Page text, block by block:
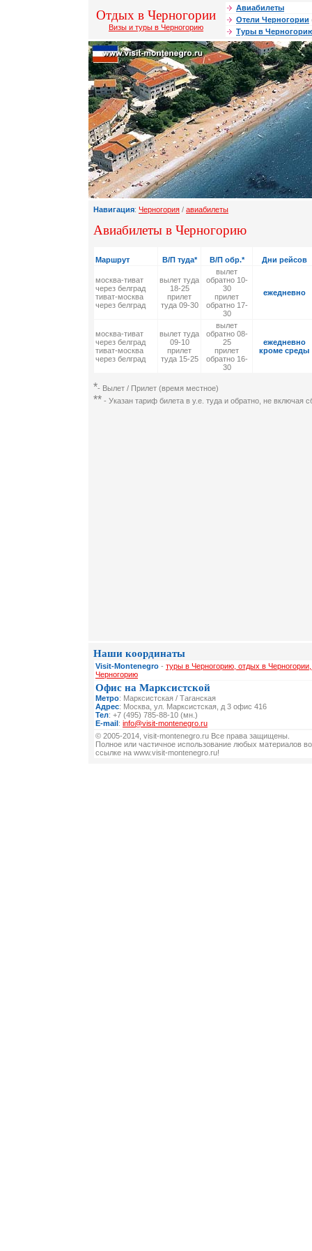
Отдых в Черногории
Визы и туры в Черногорию
Авиабилеты
Отели Черногории
Туры в
Навигация: Черногория / авиабилеты
Авиабилеты в Черногорию
Маршрут В/П туда* В/П обр.* Дни рейсов
москва-тиват
через белград
тиват-москва
через белград
вылет туда
18-25
прилет
туда 09-30
вылет
обратно 10-
30
прилет
обратно 17-
30
ежедневно
москва-тиват
через белград
тиват-москва
через белград
вылет туда
09-10
прилет
туда 15-25
вылет
обратно 08-
25
прилет
обратно 16-
30
ежедневно
кроме среды
*- Вылет / Прилет (время местное)
** - Указан тариф билета в у.е. туда и обратно, не включая
Наши координаты
Visit-Montenegro - туры в Черногорию, отдых в
Черногорию
Офис на Марксистской
Метро: Марксистская / Таганская
Адрес: Москва, ул. Марксистская, д 3 офис 416
Тел: +7 (495) 785-88-10 (мн.)
E-mail: info@visit-montenegro.ru
© 2005-2014, visit-montenegro.ru Все права защищены.
Полное или частичное использование любых материалов
ссылке на www.visit-montenegro.ru!